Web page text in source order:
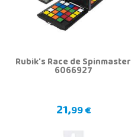
Rubik's Race de Spinmaster
6066927
21,99 €